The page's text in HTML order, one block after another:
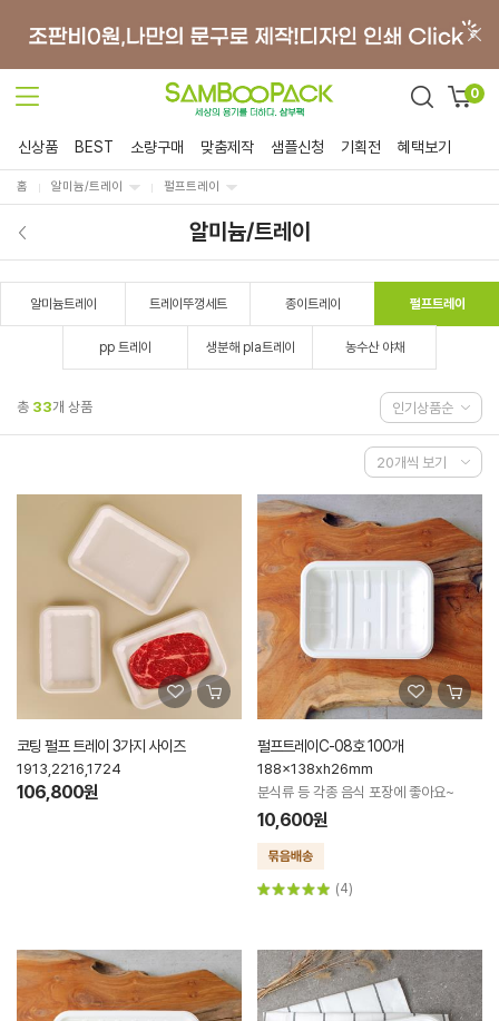
0
신상품 BEST 소량구매 맞춤제작 샘플신청 기획전 혜택보기
홈 알미늄/트레이 펄프트레이
알미늄/트레이
알미늄트레이 트레이뚜껑세트 종이트레이 펄프트레이
pp 트레이 생분해 pla트레이 농수산 야채
총 33개 상품
코팅 펄프 트레이 3가지 사이즈
1913,2216,1724
106,800원
펄프트레이C-08호 100개
188x138xh26mm
분식류 등 각종 음식 포장에 좋아요~
10,600원
(4)